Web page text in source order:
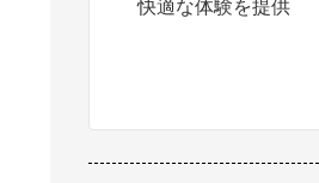
快適な体験を提供